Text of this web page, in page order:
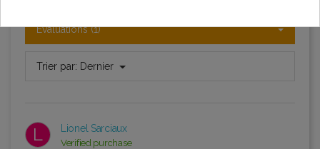
Évaluations (1)
Trier par: Dernier
L Lionel Sarciaux
Verified purchase